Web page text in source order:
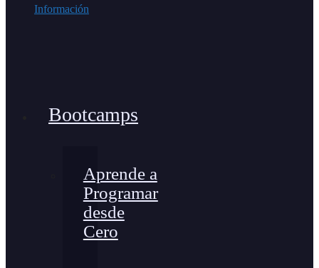
Información
Bootcamps
Aprende a
Programar
desde
Cero